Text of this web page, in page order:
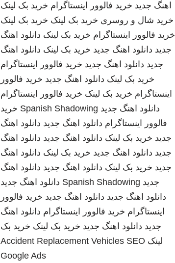
اهنگ جدید خرید فالوور اینستاگرام خرید بک لینک
خرید شال و روسری خرید بک لینک خرید بک لینک
خرید فالوور اینستاگرام خرید بک لینک دانلود اهنگ
جدید دانلود اهنگ جدید خرید بک لینک دانلود اهنگ
جدید دانلود اهنگ جدید خرید فالوور اینستاگرام
خرید بک لینک دانلود اهنگ جدید خرید فالوور
اینستاگرام خرید بک لینک خرید فالوور اینستاگرام
دانلود اهنگ جدید Spanish Shadowing خرید
فالوور اینستاگرام دانلود اهنگ جدید دانلود اهنگ
جدید خرید بک لینک دانلود اهنگ جدید دانلود اهنگ
جدید دانلود اهنگ جدید خرید بک لینک دانلود اهنگ
جدید خرید بک لینک دانلود اهنگ جدید دانلود اهنگ
جدید Spanish Shadowing دانلود اهنگ جدید
دانلود اهنگ جدید دانلود اهنگ جدید خرید فالوور
اینستاگرام خرید فالوور اینستاگرام دانلود اهنگ
جدید دانلود اهنگ جدید خرید بک لینک خرید بک
لینک
Accident Replacement Vehicles SEO
Google Ads